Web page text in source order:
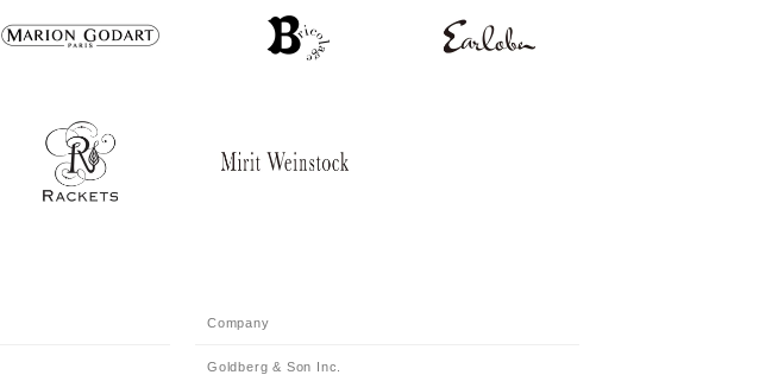
Company
Goldberg & Son Inc.